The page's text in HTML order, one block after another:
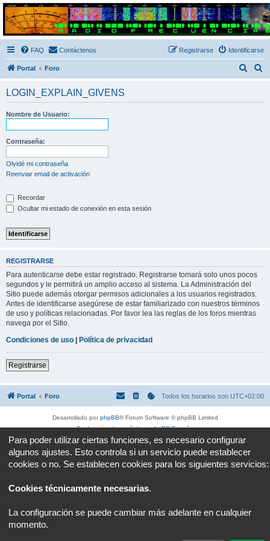
Radio Frecuencias
Foro de Radio Frecuencias
FAQ Contáctenos Identificarse
Registrarse
Portal Foro
LOGIN_EXPLAIN_GIVENS
Nombre de Usuario:
Contraseña:
Olvidé mi contraseña
Reenviar email de activación
Recordar
Ocultar mi estado de conexión en esta sesión
REGISTRARSE
Para autenticarse debe estar registrado. Registrarse tomará solo unos pocos
segundos y le permitirá un amplio acceso al sistema. La Administración del
Sitio puede además otorgar permisos adicionales a los usuarios registrados.
Antes de identificarse asegúrese de estar familiarizado con nuestros términos
de uso y políticas relacionadas. Por favor lea las reglas de los foros mientras
navega por el Sitio.
Condiciones de uso | Política de privacidad
Registrarse
Portal Foro Todos los horarios son UTC+02:00
Desarrollado porphpBB® Forum Software © phpBB Limited
Traducción al español porphpBB España
Privacidad|Condiciones
Para poder utilizar ciertas funciones, es necesario configurar
algunos ajustes. Esto controla si un servicio puede establecer
cookies o no. Se establecen cookies para los siguientes servicios:
Cookies técnicamente necesarias.
La configuración se puede cambiar más adelante en cualquier
momento.